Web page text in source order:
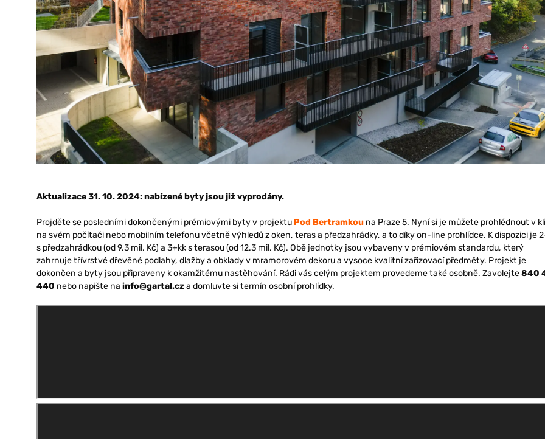
Aktualizace 31. 10. 2024: nabízené byty jsou již vyprodány.
Projděte se posledními dokončenými prémiovými byty v projektu Pod Bertramkouna Praze 5. Nyní si je můžete prohlédnout v
na svém počítači nebo mobilním telefonu včetně výhledů z oken, teras a předzahrádky, a to díky on-line prohlídce. K dispozici je
s předzahrádkou (od9.3mil. Kč) a 3+kk s terasou (od 12.3 mil. Kč). Obě jednotky jsou vybaveny v prémiovém standardu, který
zahrnuje třívrstvé dřevěné podlahy, dlažby a obklady v mramorovém dekoru a vysoce kvalitní zařizovací předměty. Projekt je
dokončen a byty jsou připraveny k okamžitému nastěhování. Rádi vás celým projektem provedeme také osobně. Zavolejte840
440 nebo napište na info@gartal.cza domluvte si termín osobní prohlídky.